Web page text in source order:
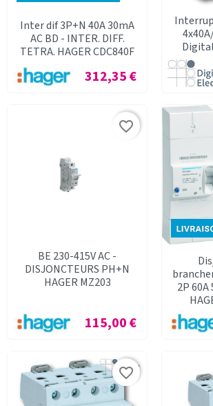
Inter dif 3P+N 40A 30mA
AC BD - INTER. DIFF.
TETRA. HAGER CDC840F
Prix
312,35 €
BE 230-415V AC -
DISJONCTEURS PH+N
HAGER MZ203
Prix
115,00 €
favorite_border
2P
favorite_border